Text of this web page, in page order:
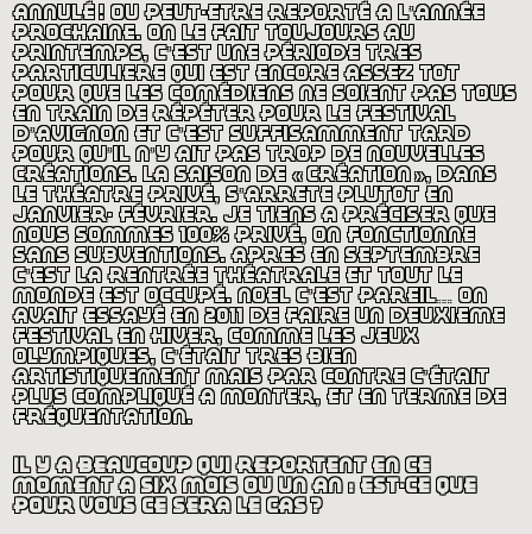
annulé ! ou peut-etre reporté à l’année
prochaine. on le fait toujours au
printemps, c’est une période très
particulière qui est encore assez tôt
pour que les comédiens ne soient pas tous
en train de répéter pour le festival
d’avignon et c’est suffisamment tard
pour qu’il n’y ait pas trop de nouvelles
créations. la saison de «création», dans
le théâtre privé, s’arrête plutôt en
janvier- février. je tiens à préciser que
nous sommes 100% privé, on fonctionne
sans subventions. après en septembre
c’est la rentrée théâtrale et tout le
monde est occupé. noel c’est pareil… on
avait essayé en 2011 de faire un deuxième
festival en hiver, comme les jeux
olympiques, c’était très bien
artistiquement mais par contre c’était
plus compliqué à monter, et en terme de
fréquentation.
il y a beaucoup qui reportent en ce
moment à six mois ou un an : est-ce que
pour vous ce sera le cas?